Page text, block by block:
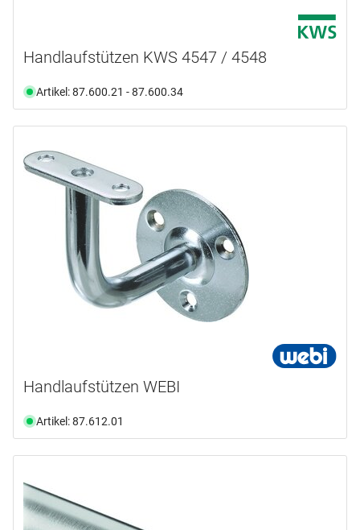
Handlaufstützen KWS 4547 / 4548
Artikel: 87.600.21 - 87.600.34
Handlaufstützen WEBI
Artikel: 87.612.01